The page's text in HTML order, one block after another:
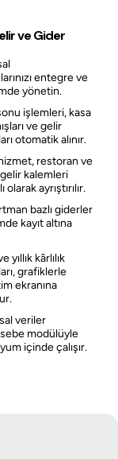
ve Gider
entegre ve
yönetin.
işlemleri, kasa
ve gelir
otomatik alınır.
restoran ve
kalemleri
olarak ayrıştırılır.
bazlı giderler
kayıt altına
yıllık kârlılık
grafiklerle
ekranına
veriler
modülüyle
içinde çalışır.